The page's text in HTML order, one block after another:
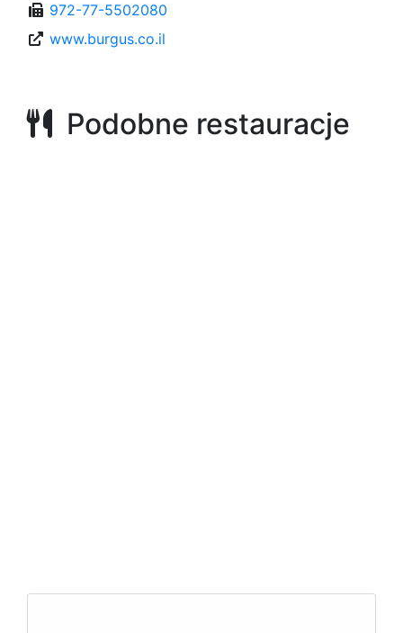
972-77-5502080
www.burgus.co.il
Podobne restauracje